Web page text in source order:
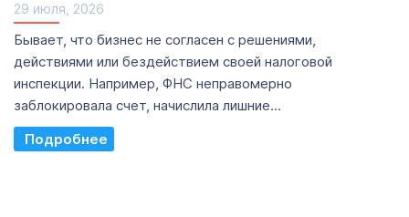
29 июля, 2026
Бывает, что бизнес не согласен с решениями,
действиями или бездействием своей налоговой
инспекции. Например, ФНС неправомерно
заблокировала счет, начислила лишние...
Read More